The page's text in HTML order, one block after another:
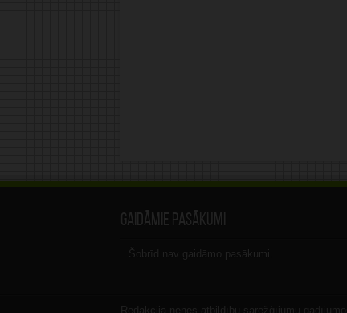
Gaidāmie pasākumi
Šobrīd nav gaidāmo pasākumi.
Redakcija nenes atbildību sarežģījumu